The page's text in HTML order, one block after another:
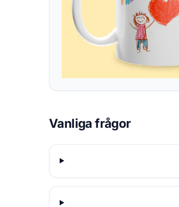
Vanliga frågor